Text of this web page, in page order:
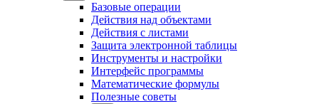
Базовые операции
Действия над объектами
Действия с листами
Защита электронной таблицы
Инструменты и настройки
Интерфейс программы
Математические формулы
Полезные советы